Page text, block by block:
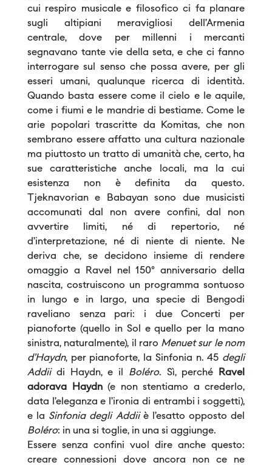
cui respiro musicale e filosofico ci fa planare
sugli altipiani meravigliosi dell’Armenia
centrale, dove per millenni i mercanti
segnavano tante vie della seta, e che ci fanno
interrogare sul senso che possa avere, per gli
esseri umani, qualunque ricerca di identità.
Quando basta essere come il cielo e le aquile,
come i fiumi e le mandrie di bestiame. Come le
arie popolari trascritte da Komitas, che non
sembrano essere affatto una cultura nazionale
ma piuttosto un tratto di umanità che, certo, ha
sue caratteristiche anche locali, ma la cui
esistenza non è definita da questo.
Tjeknavorian e Babayan sono due musicisti
accomunati dal non avere confini, dal non
avvertire limiti, né di repertorio, né
d’interpretazione, né di niente di niente. Ne
deriva che, se decidono insieme di rendere
omaggio a Ravel nel 150° anniversario della
nascita, costruiscono un programma sontuoso
in lungo e in largo, una specie di Bengodi
raveliano senza pari: i due Concerti per
pianoforte (quello in Sol e quello per la mano
sinistra, naturalmente), il raro Menuet sur le nom
d’Haydn, per pianoforte, la Sinfonia n. 45 degli
Addii di Haydn, e il Boléro. Sì, perché
Ravel
adorava Haydn(e non stentiamo a crederlo,
data l’eleganza e l’ironia di entrambi i soggetti),
e la Sinfonia degli Addii è l’esatto opposto del
Boléro: in una si toglie, in una si aggiunge.
Essere senza confini vuol dire anche questo:
creare connessioni dove ancora non ce ne